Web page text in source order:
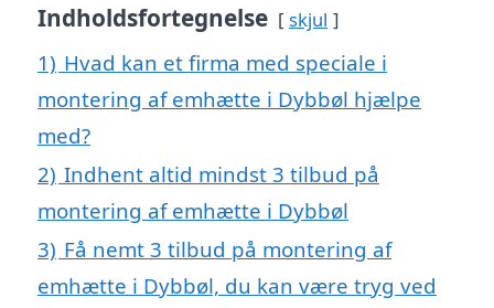
Indholdsfortegnelse skjul
1) Hvad kan et firma med speciale i
montering af emhætte i Dybbøl hjælpe
med?
2) Indhent altid mindst 3 tilbud på
montering af emhætte i Dybbøl
3) Få nemt 3 tilbud på montering af
emhætte i Dybbøl, du kan være tryg ved